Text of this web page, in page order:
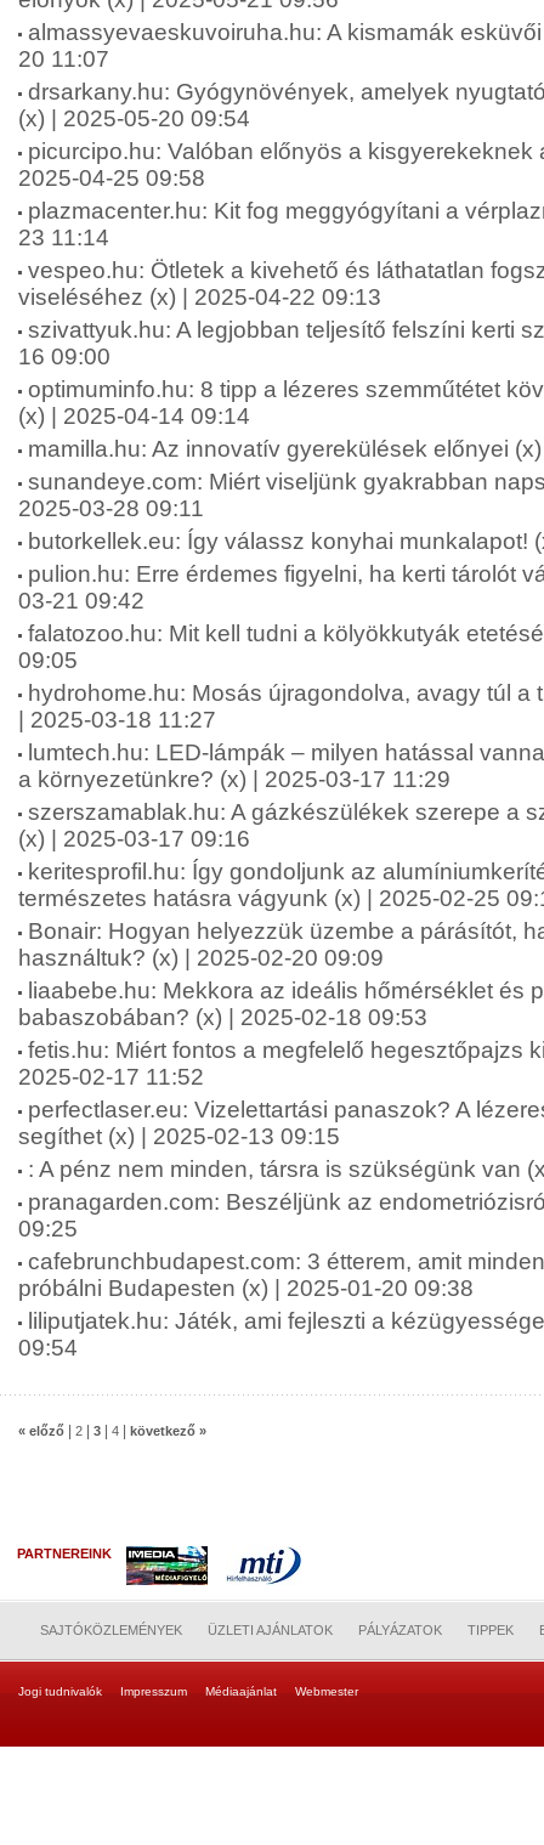
almassyevaeskuvoiruha.hu: A kismamák
20 11:07
drsarkany.hu: Gyógynövények, amelyek
(x) | 2025-05-20 09:54
picurcipo.hu: Valóban előnyös a kisgyerekeknek
2025-04-25 09:58
plazmacenter.hu: Kit fog meggyógyítani a
23 11:14
vespeo.hu: Ötletek a kivehető és láthatatlan
viseléséhez (x) | 2025-04-22 09:13
szivattyuk.hu: A legjobban teljesítő felszíni kerti
16 09:00
optimuminfo.hu: 8 tipp a lézeres szemműtétet
(x) | 2025-04-14 09:14
mamilla.hu: Az innovatív gyerekülések előnyei
sunandeye.com: Miért viseljünk gyakrabban
2025-03-28 09:11
butorkellek.eu: Így válassz konyhai munkalapot!
pulion.hu: Erre érdemes figyelni, ha kerti tárolót
03-21 09:42
falatozoo.hu: Mit kell tudni a kölyökkutyák
09:05
hydrohome.hu: Mosás újragondolva, avagy túl a
| 2025-03-18 11:27
lumtech.hu: LED-lámpák – milyen hatással
a környezetünkre? (x) | 2025-03-17 11:29
szerszamablak.hu: A gázkészülékek szerepe a
(x) | 2025-03-17 09:16
keritesprofil.hu: Így gondoljunk az
természetes hatásra vágyunk (x) | 2025-02-25
Bonair: Hogyan helyezzük üzembe a párásítót,
használtuk? (x) | 2025-02-20 09:09
liaabebe.hu: Mekkora az ideális hőmérséklet és
babaszobában? (x) | 2025-02-18 09:53
fetis.hu: Miért fontos a megfelelő hegesztőpajzs
2025-02-17 11:52
perfectlaser.eu: Vizelettartási panaszok? A
segíthet (x) | 2025-02-13 09:15
: A pénz nem minden, társra is szükségünk van
pranagarden.com: Beszéljünk az
09:25
cafebrunchbudapest.com: 3 étterem, amit
próbálni Budapesten (x) | 2025-01-20 09:38
liliputjatek.hu: Játék, ami fejleszti a
09:54
« előző 2 3 4 következő »
PARTNEREINK
SAJTÓKÖZLEMÉNYEK ÜZLETI AJÁNLATOK PÁLYÁZATOK TIPPEK
Jogi tudnivalók Impresszum Médiaajánlat Webmester